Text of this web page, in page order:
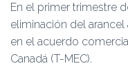
En el primer trimestre
eliminación del
en el acuerdo
Canadá (T-MEC).